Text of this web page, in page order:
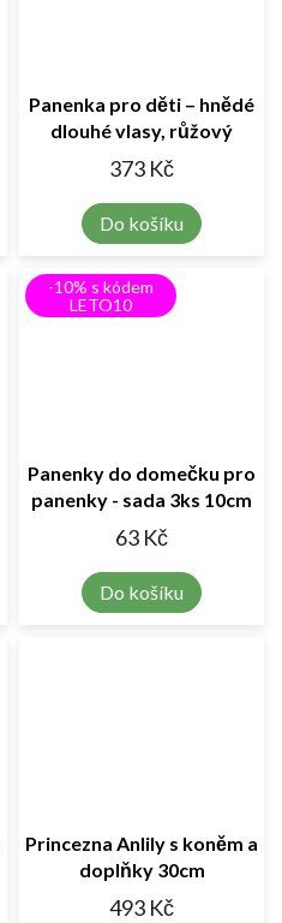
Panenka pro děti – hnědé
dlouhé vlasy, růžový
outfit
373 Kč
Do košíku
-10% s kódem
LETO10
Panenky do domečku pro
panenky - sada 3ks 10cm
63 Kč
Do košíku
Princezna Anlily s koněm a
doplňky 30cm
493 Kč